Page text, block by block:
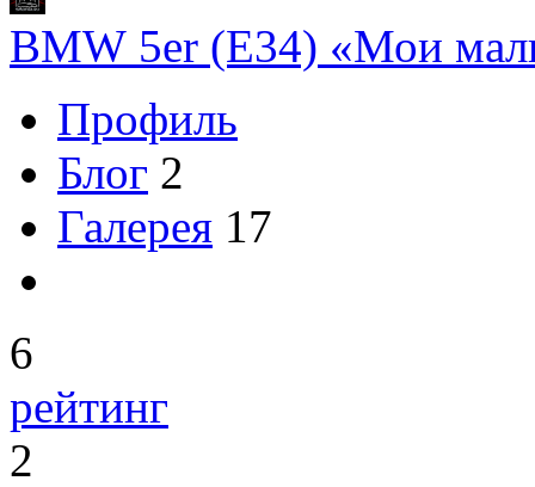
BMW 5er (E34) «Мои
Профиль
Блог 2
Галерея 17
6
рейтинг
2